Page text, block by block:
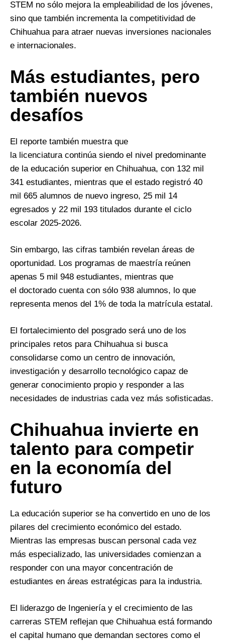
STEM no sólo mejora la empleabilidad de los jóvenes,
sino que también incrementa la competitividad de
Chihuahua para atraer nuevas inversiones nacionales
e internacionales.
Más estudiantes, pero
también nuevos
desafíos
El reporte también muestra que
la licenciatura continúa siendo el nivel predominante
de la educación superior en Chihuahua, con 132 mil
341 estudiantes, mientras que el estado registró 40
mil 665 alumnos de nuevo ingreso, 25 mil 14
egresados y 22 mil 193 titulados durante el ciclo
escolar 2025-2026.
Sin embargo, las cifras también revelan áreas de
oportunidad. Los programas de maestría reúnen
apenas 5 mil 948 estudiantes, mientras que
el doctorado cuenta con sólo 938 alumnos, lo que
representa menos del 1% de toda la matrícula estatal.
El fortalecimiento del posgrado será uno de los
principales retos para Chihuahua si busca
consolidarse como un centro de innovación,
investigación y desarrollo tecnológico capaz de
generar conocimiento propio y responder a las
necesidades de industrias cada vez más sofisticadas.
Chihuahua invierte en
talento para competir
en la economía del
futuro
La educación superior se ha convertido en uno de los
pilares del crecimiento económico del estado.
Mientras las empresas buscan personal cada vez
más especializado, las universidades comienzan a
responder con una mayor concentración de
estudiantes en áreas estratégicas para la industria.
El liderazgo de Ingeniería y el crecimiento de las
carreras STEM reflejan que Chihuahua está formando
el capital humano que demandan sectores como el